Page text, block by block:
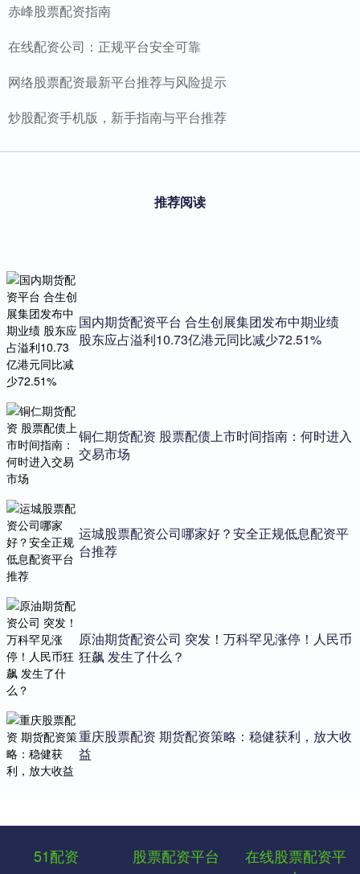
赤峰股票配资指南
在线配资公司：正规平台安全可靠
网络股票配资最新平台推荐与风险提示
炒股配资手机版，新手指南与平台推荐
推荐阅读
国内期货配资平台 合生创展集团发布中期业绩
股东应占溢利10.73亿港元同比减少72.51%
铜仁期货配资 股票配债上市时间指南：何时进入
交易市场
运城股票配资公司哪家好？安全正规低息配资平
台推荐
原油期货配资公司 突发！万科罕见涨停！人民币
狂飙 发生了什么？
重庆股票配资 期货配资策略：稳健获利，放大收
益
51配资 股票配资平台
在线股票配资平